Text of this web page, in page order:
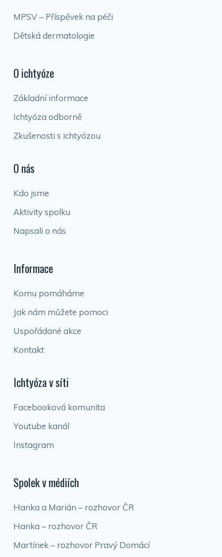
MPSV – Příspěvek na péči
Dětská dermatologie
O ichtyóze
Základní informace
Ichtyóza odborně
Zkušenosti s ichtyózou
O nás
Kdo jsme
Aktivity spolku
Napsali o nás
Informace
Komu pomáháme
Jak nám můžete pomoci
Uspořádané akce
Kontakt
Ichtyóza v síti
Facebooková komunita
Youtube kanál
Instagram
Spolek v médiích
Hanka a Marián – rozhovor ČR
Hanka – rozhovor ČR
Martínek – rozhovor Pravý Domácí